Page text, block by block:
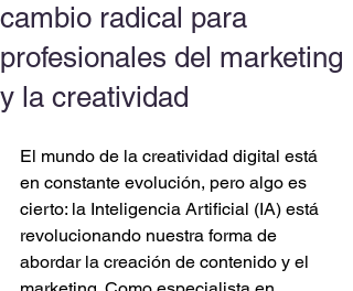
cambio radical para
profesionales del marketing
y la creatividad
El mundo de la creatividad digital está
en constante evolución, pero algo es
cierto: la Inteligencia Artificial (IA) está
revolucionando nuestra forma de
abordar la creación de contenido y el